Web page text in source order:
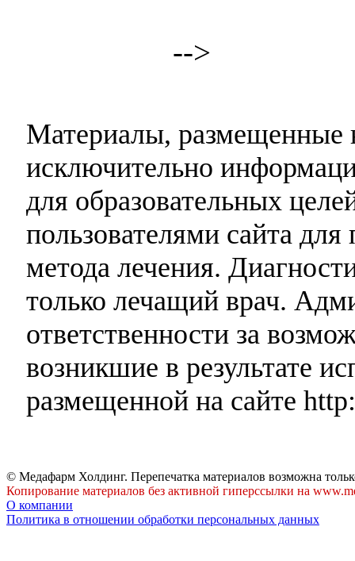
-->
Материалы, размещенные
исключительно
для образовательных
пользователями сайта
метода лечения.
только лечащий врач.
ответственности за
возникшие в результате
размещенной на сайте
© Медафарм Холдинг. Перепечатка материалов возможна
Копирование материалов без активной гиперссылки на
О компании
Политика в отношении обработки персональных данных